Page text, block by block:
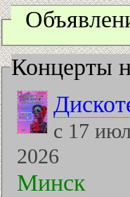
Концерты
с 17
2026
Минск